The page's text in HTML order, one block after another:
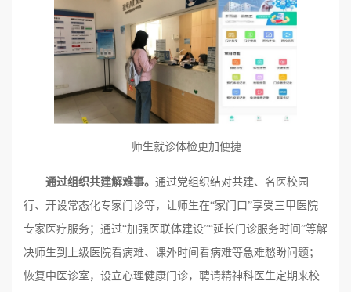
师生就诊体检更加便捷
通过组织共建解难事。 通过党组织结对共建、名医校园
行、开设常态化专家门诊等，让师生在“家门口”享受三甲医院
专家医疗服务；通过“加强医联体建设”“延长门诊服务时间”等解
决师生到上级医院看病难、课外时间看病难等急难愁盼问题；
恢复中医诊室，设立心理健康门诊，聘请精神科医生定期来校